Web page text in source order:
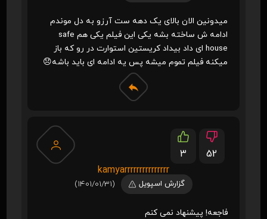
میدونین الان بالای یک دهه ست آرزو به دل موندم
ادامه ش ساخته بشه یکی این فیلم یکی هم safe
house ای داد بیداد کریستین استوارت در رو که باز
میکنه فیلم تموم میشه پس یه ادامه ای باید باشه😞
3
52
kamyarrrrrrrrrrrrrrr
گزارش اسپویل (1401/01/31)
فاجعه! پیشنهاد نمی کنم